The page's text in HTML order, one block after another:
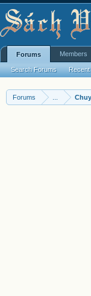
Forums
Forums
Search Forums
Members